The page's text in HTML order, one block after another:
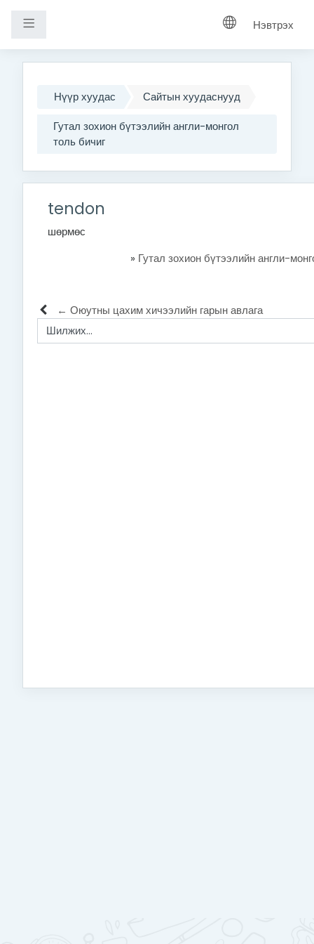
Хажуугийн самбар Нэвтрэх
Нүүр хуудас
Сайтын хуудаснууд
Гутал зохион бүтээлийн англи-монгол
толь бичиг
tendon
шөрмөс
» Гутал зохион бүтээлийн англи-
← Оюутны цахим хичээлийн гарын авлага
Шилжих...